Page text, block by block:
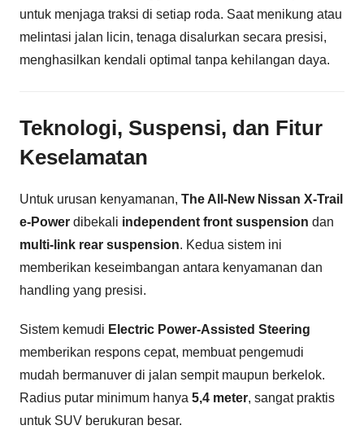
untuk menjaga traksi di setiap roda. Saat menikung atau
melintasi jalan licin, tenaga disalurkan secara presisi,
menghasilkan kendali optimal tanpa kehilangan daya.
Teknologi, Suspensi, dan Fitur
Keselamatan
Untuk urusan kenyamanan, The All-New Nissan X-Trail
e-Power dibekali independent front suspension dan
multi-link rear suspension. Kedua sistem ini
memberikan keseimbangan antara kenyamanan dan
handling yang presisi.
Sistem kemudi Electric Power-Assisted Steering
memberikan respons cepat, membuat pengemudi
mudah bermanuver di jalan sempit maupun berkelok.
Radius putar minimum hanya 5,4 meter, sangat praktis
untuk SUV berukuran besar.